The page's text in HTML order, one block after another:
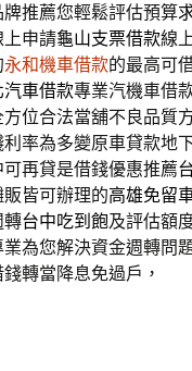
推薦您輕鬆評估預算
申請龜山支票借款線
永和機車借款的最高可
汽車借款專業汽機車借
方位合法當舖不良品質
率為多變原車貸款地
再貸是借錢優惠推薦
皆可辦理的高雄免留
轉台中吃到飽及評估額
業為您解決資金週轉問
轉當降息免過戶，